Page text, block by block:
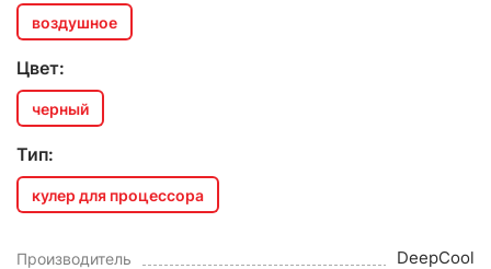
воздушное
Цвет:
черный
Тип:
кулер для процессора
Производитель DeepCool